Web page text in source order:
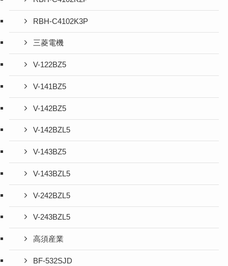
RBH-C4102K3P
三菱電機
V-122BZ5
V-141BZ5
V-142BZ5
V-142BZL5
V-143BZ5
V-143BZL5
V-242BZL5
V-243BZL5
高須産業
BF-532SJD